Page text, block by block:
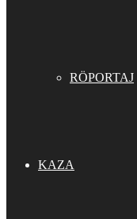
RÖPORTAJ
KAZA